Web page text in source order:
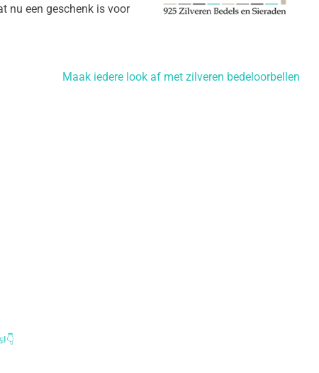
nu een geschenk is voor
Maak iedere look af met zilveren bedeloorbellen